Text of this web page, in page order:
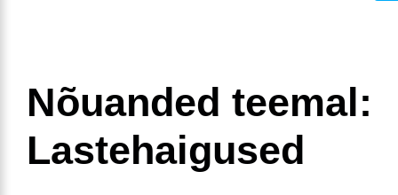
Nõuanded teemal:
Lastehaigused